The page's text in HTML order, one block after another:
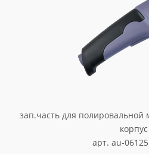
зап.часть для
корпус
арт. au-